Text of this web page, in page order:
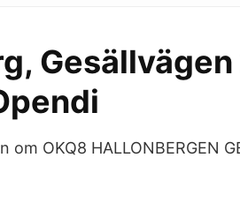
Gesällvägen
OKQ8 HALLONBERGEN